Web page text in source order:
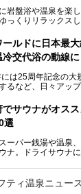
ろが盛りだくさん。
休日にゆったり過ご
は、そんなリニュ
す。これから「鶴
に岩盤浴や温泉を楽
ゆっくりリラックス
る「神州温泉 ある
湯は、大阪府豊中
バン（岩盤浴）を
で満喫できる長時
る熱波パフォーマ
験をしっかり楽しめ
リングといった遊
+癒し”の一日を過ご
たるまで魅力をたっ
ールドに日本最
冷交代浴の動線に
は25周年記念の大
るなど、日々アッ
パワールドが2025
最大級140人収容の
プン！浴室である
ニューアルの全容
イベントに行って
でサウナがオス
選
ーパー銭湯や温泉
ナ。ドライサウナ
ロウリュウなど、
した施設も多くみら
ティ温泉ニュー